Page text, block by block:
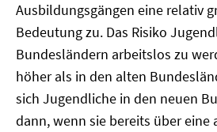
Ausbildungsgängen eine relativ
Bedeutung zu. Das Risiko
Bundesländern arbeitslos zu
höher als in den alten
sich Jugendliche in den neuen
dann, wenn sie bereits über eine